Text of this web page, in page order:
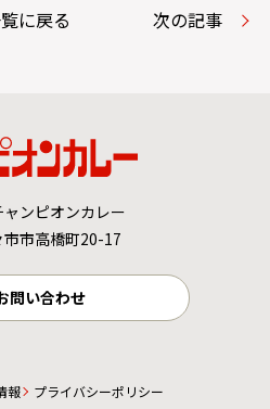
に戻る 次の記事
ンピオンカレー
市高橋町20-17
問い合わせ
報 プライバシーポリシー